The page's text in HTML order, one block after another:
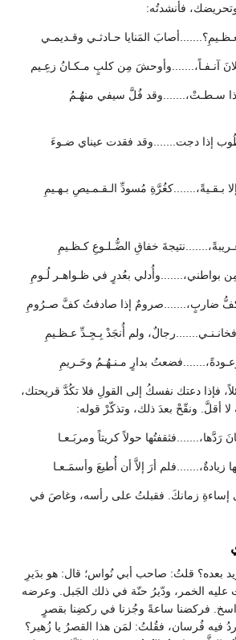
فأنشدتُه:
المَنايا حـادثـي وقـديمـي
آنـفـاً،.......وأوحشَ مِن كلبٍ مـكـانُ زعِـيم
سـطـتْ،.......وقد فُلَّ سيفي منهُـمُ
إذا دجت.......وقد فقدت عيناي ضـوءَ
مُسودِّ الـقـمـيصِ بـهـيمِ
خفاقِ الضُّـلـوعِ كـظـيمِ
بواطني،.......وأُدلي بعُدرٍ في ظـواهـر لُـومِ
كفُّ ضاربٍ،.......صرومٌ إذا صادفتُ كفَّ صـرُومِ
ولم أُنجَدْ بِـجِـدِّ عـظـيمِ
بدارٍ مـنـهُـمُ وحَـريمِ
فإذا دعتك نفسكُ إلى القولِ فلا تكُدَّ قريحتك،
لا أقلَّ. ونقّحْ بعدَ ذلك، وتذكّرْ قوله:
حولاً كريتاً ومربَـعـا
أرَ إلاَّ أن أُطيعَ وأسمَـعـا
إساءةِ زمانكَ. فقبلتُ على رأسه، وغاصَ في
بعده؟ قلتُ: صاحب أبي نُواس؛ قال: هو بدَيرِ
عليه الخمر، ودّيرُ حنّة في ذلك الجَبل. وعرضه
فراسخ. فركضنا ساعةً وجُزنا في ركضِنا بقصرٍ
فيه فُرسان، فقُلتُ: لمَن هذا القصرُ يا زُهير؟